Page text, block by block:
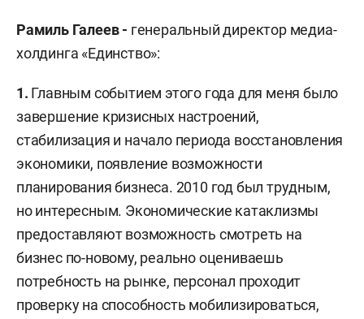
Рамиль Галеев - генеральный директор медиа-
холдинга «Единство»:
1. Главным событием этого года для меня было
завершение кризисных настроений,
стабилизация и начало периода восстановления
экономики, появление возможности
планирования бизнеса. 2010 год был трудным,
но интересным. Экономические катаклизмы
предоставляют возможность смотреть на
бизнес по-новому, реально оцениваешь
потребность на рынке, персонал проходит
проверку на способность мобилизироваться,